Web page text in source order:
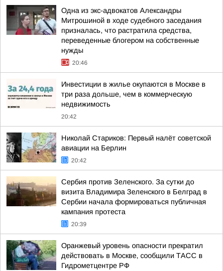
Одна из экс-адвокатов Александры
Митрошиной в ходе судебного заседания
призналась, что растратила средства,
переведенные блогером на собственные
нужды
20:46
Инвестиции в жилье окупаются в Москве в
три раза дольше, чем в коммерческую
недвижимость
20:42
Николай Стариков: Первый налёт советской
авиации на Берлин
20:42
Сербия против Зеленского. За сутки до
визита Владимира Зеленского в Белград в
Сербии начала формироваться публичная
кампания протеста
20:39
Оранжевый уровень опасности прекратил
действовать в Москве, сообщили ТАСС в
Гидрометцентре РФ